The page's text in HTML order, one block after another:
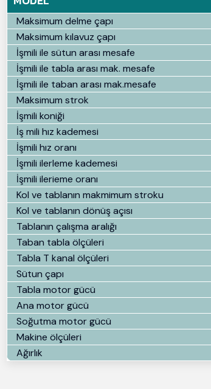
Maksimum delme çapı
Maksimum kılavuz çapı
İşmili ile sütun arası mesafe
İşmili ile tabla arası mak. mesafe
İşmili ile taban arası mak.mesafe
Maksimum strok
İşmili koniği
İş mili hız kademesi
İşmili hız oranı
İşmili ilerleme kademesi
İşmili ilerieme oranı
Kol ve tablanın makmimum stroku
Kol ve tablanın dönüş açısı
Tablanın çalışma aralığı
Taban tabla ölçüleri
Tabla T kanal ölçüleri
Sütun çapı
Tabla motor gücü
Ana motor gücü
Soğutma motor gücü
Makine ölçüleri
Ağırlık